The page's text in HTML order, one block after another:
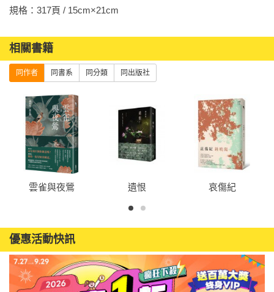
規格：317頁 / 15cm×21cm
相關書籍
同作者 同書系 同分類 同出版社
雲雀與夜鶯 遺恨 哀傷紀
優惠活動快訊